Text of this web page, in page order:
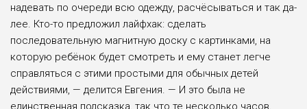
надевать по очереди всю одежду, расчёсываться и так да­
лее. Кто-то предложил лайфхак: сде­лать
последовательную магнитную доску с картинками, на
которую ре­бёнок будет смотреть и ему станет легче
справляться с этими просты­ми для обычных детей
действиями, — делится Евгения. — И это была не
единственная подсказка, так что те несколько часов,